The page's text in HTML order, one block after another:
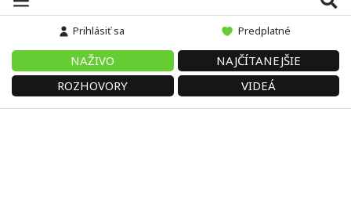
Prihlásiť sa Predplatné
NAŽIVO
NAJČÍTANEJŠIE
ROZHOVORY
VIDEÁ